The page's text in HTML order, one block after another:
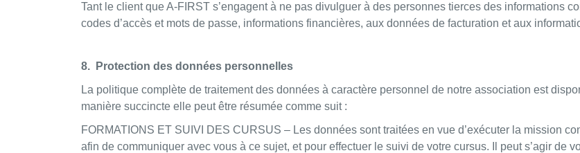
Tant le client que A-FIRST s’engagent à ne pas divulguer à des personnes tierces des informations
codes d’accès et mots de passe, informations financières, aux données de facturation et aux
8. Protection des données personnelles
La politique complète de traitement des données à caractère personnel de notre association est
manière succincte elle peut être résumée comme suit :
FORMATIONS ET SUIVI DES CURSUS – Les données sont traitées en vue d’exécuter la mission
afin de communiquer avec vous à ce sujet, et pour effectuer le suivi de votre cursus. Il peut s’agir de